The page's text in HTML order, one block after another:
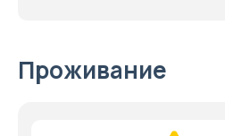
Проживание